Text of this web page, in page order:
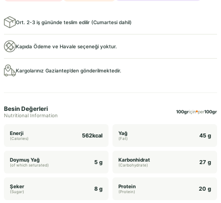
Ort. 2-3 iş gününde teslim edilir (Cumartesi dahil)
Kapıda Ödeme ve Havale seçeneği yoktur.
Kargolarınız Gaziantep’den gönderilmektedir.
Besin Değerleri
Nutritional Information
100griçin per100gr
Enerji
(Calories) 562kcal Yağ
(Fat) 45 g
Doymuş Yağ
(of which seturated) 5 g Karbonhidrat
(Carbohydrate) 27 g
Şeker
(Sugar) 8 g Protein
(Protein) 20 g